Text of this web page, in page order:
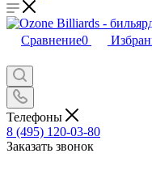
Сравнение0
Телефоны
8 (495) 120-03-80
Заказать звонок